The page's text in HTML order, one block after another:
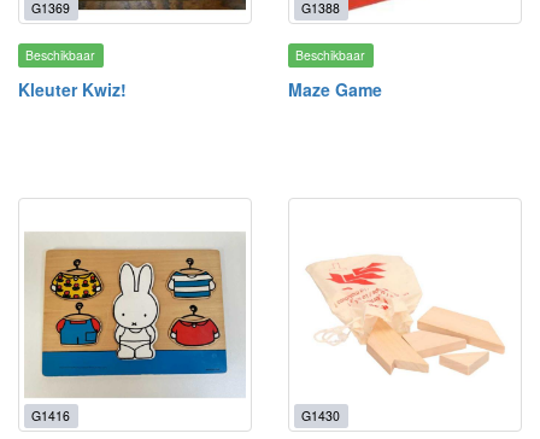
G1369
Beschikbaar
Kleuter Kwiz!
G1388
Beschikbaar
Maze Game
G1416 G1430